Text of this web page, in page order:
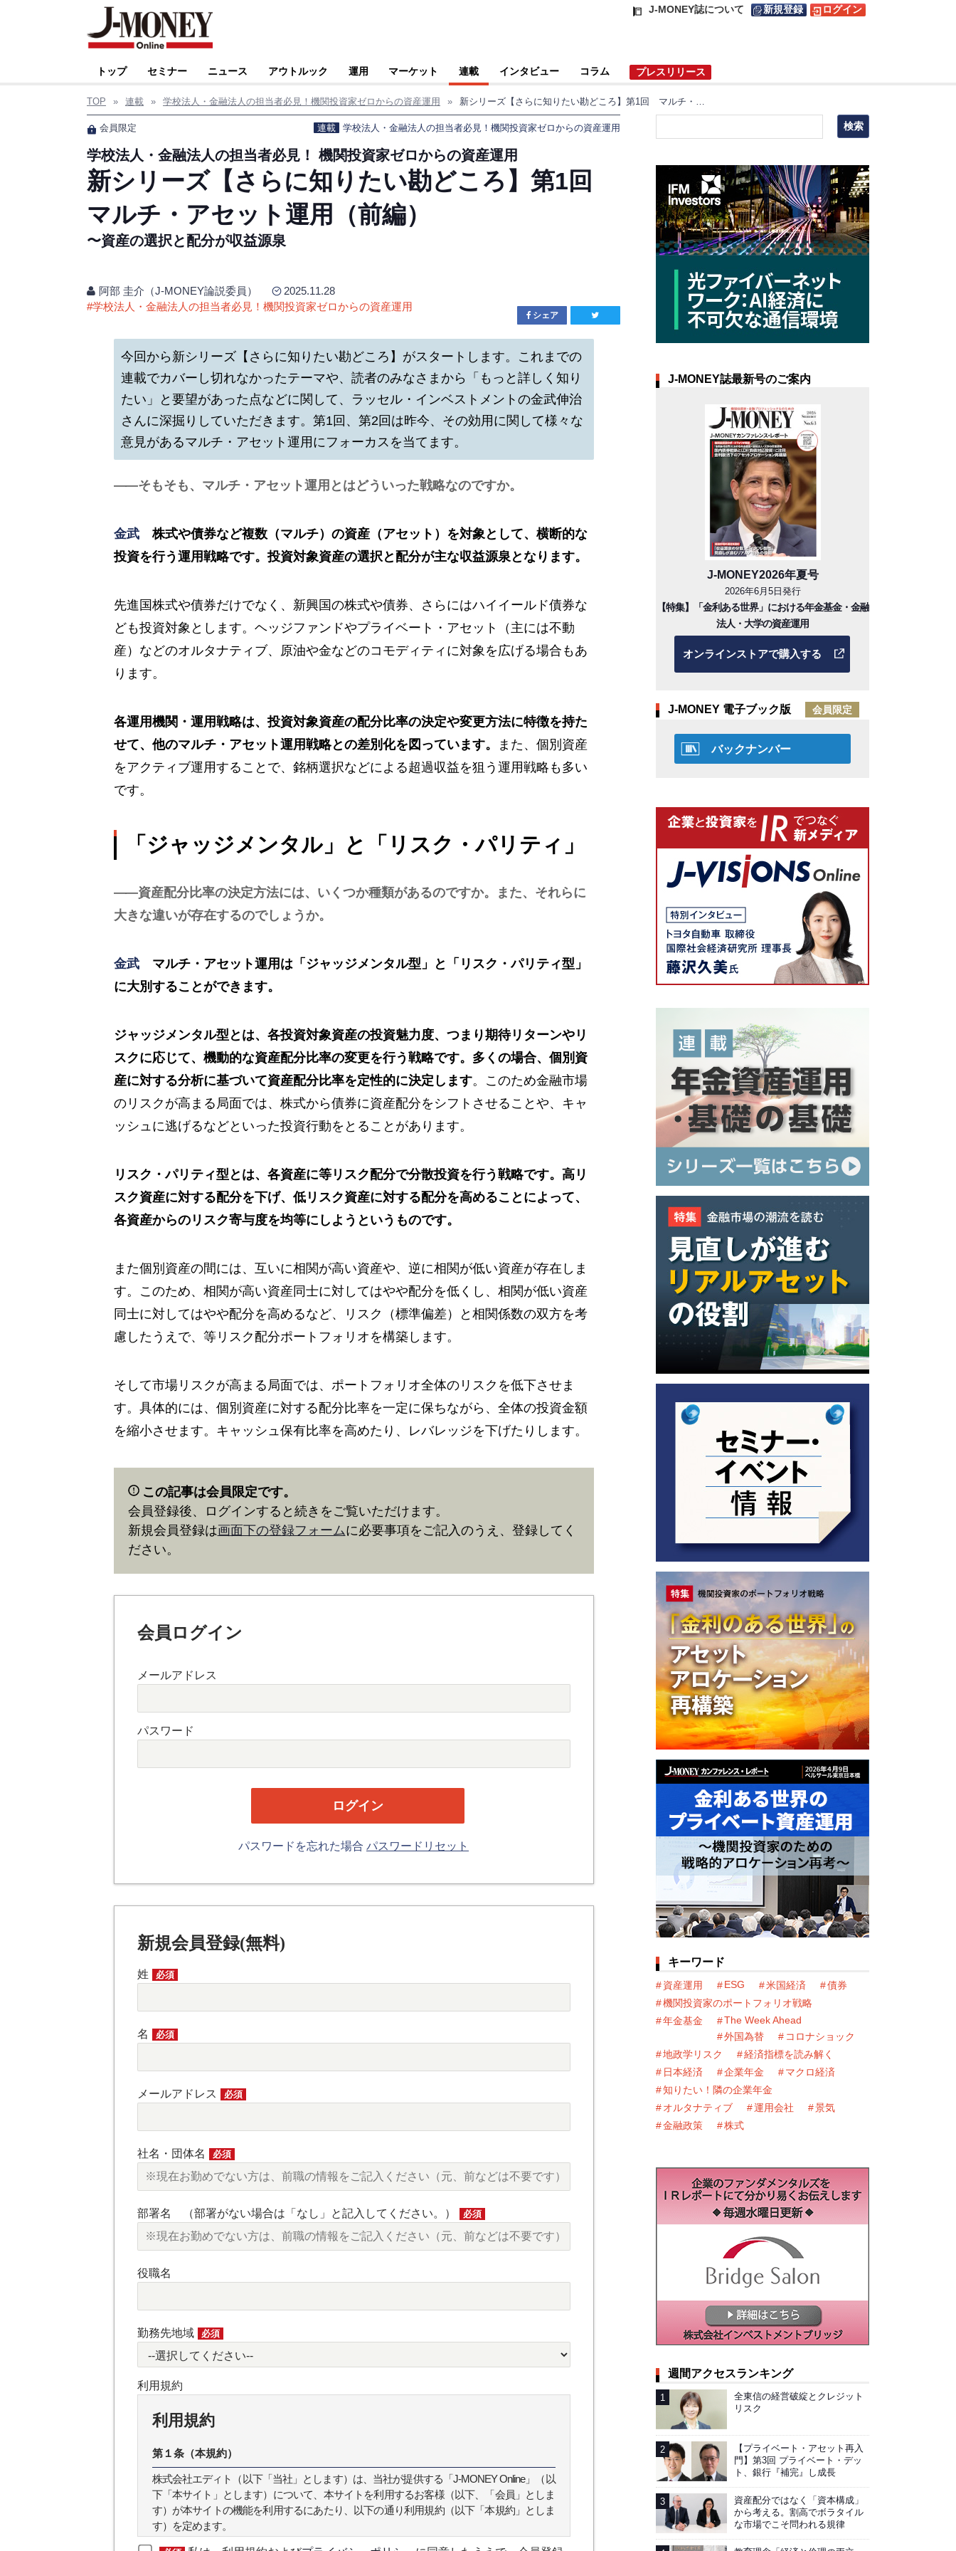
J-MONEY誌について 新規登録 ログイン
トップ セミナー ニュース アウトルック 運用 マーケット 連載 インタビュー コラム プレスリリース
TOP » 連載 » 学校法人・金融法人の担当者必見！機関投資家ゼロからの資産運用 » 新シリーズ【さらに知りたい勘どころ】第1回 マルチ・アセット運用（前編）
会員限定 連載 学校法人・金融法人の担当者必見！機関投資家ゼロからの資産運用
学校法人・金融法人の担当者必見！ 機関投資家ゼロからの資産運用
新シリーズ【さらに知りたい勘どころ】第1回
マルチ・アセット運用（前編）
〜資産の選択と配分が収益源泉
阿部 圭介（J-MONEY論説委員）
2025.11.28
#学校法人・金融法人の担当者必見！機関投資家ゼロからの資産運用
シェア
今回から新シリーズ【さらに知りたい勘どころ】がスタートします。これまでの
連載でカバーし切れなかったテーマや、読者のみなさまから「もっと詳しく知り
たい」と要望があった点などに関して、ラッセル・インベストメントの金武伸治
さんに深掘りしていただきます。第1回、第2回は昨今、その効用に関して様々な
意見があるマルチ・アセット運用にフォーカスを当てます。
そもそも、マルチ・アセット運用とはどういった戦略なのですか。
金武
株式や債券など複数（マルチ）の資産（アセット）を対象として、横断的な
投資を行う運用戦略です。投資対象資産の選択と配分が主な収益源泉となります。
先進国株式や債券だけでなく、新興国の株式や債券、さらにはハイイールド債券な
ども投資対象とします。ヘッジファンドやプライベート・アセット（主には不動
産）などのオルタナティブ、原油や金などのコモディティに対象を広げる場合もあ
ります。
各運用機関・運用戦略は、投資対象資産の配分比率の決定や変更方法に特徴を持た
せて、他のマルチ・アセット運用戦略との差別化を図っています。
また、個別資産
をアクティブ運用することで、銘柄選択などによる超過収益を狙う運用戦略も多い
です。
「ジャッジメンタル」と「リスク・パリティ」
資産配分比率の決定方法には、いくつか種類があるのですか。また、それらに
大きな違いが存在するのでしょうか。
金武
マルチ・アセット運用は「ジャッジメンタル型」と「リスク・パリティ型」
に大別することができます。
ジャッジメンタル型とは、各投資対象資産の投資魅力度、つまり期待リターンやリ
スクに応じて、機動的な資産配分比率の変更を行う戦略です。多くの場合、個別資
産に対する分析に基づいて資産配分比率を定性的に決定します。このため金融市場
のリスクが高まる局面では、株式から債券に資産配分をシフトさせることや、キャ
ッシュに逃げるなどといった投資行動をとることがあります。
リスク・パリティ型とは、各資産に等リスク配分で分散投資を行う戦略です。高リ
スク資産に対する配分を下げ、低リスク資産に対する配分を高めることによって、
各資産からのリスク寄与度を均等にしようというものです。
また個別資産の間には、互いに相関が高い資産や、逆に相関が低い資産が存在しま
す。このため、相関が高い資産同士に対してはやや配分を低くし、相関が低い資産
同士に対してはやや配分を高めるなど、リスク（標準偏差）と相関係数の双方を考
慮したうえで、等リスク配分ポートフォリオを構築します。
そして市場リスクが高まる局面では、ポートフォリオ全体のリスクを低下させま
す。具体的には、個別資産に対する配分比率を一定に保ちながら、全体の投資金額
を縮小させます。キャッシュ保有比率を高めたり、レバレッジを下げたりします。
この記事は会員限定です。
会員登録後、ログインすると続きをご覧いただけます。
新規会員登録は画面下の登録フォームに必要事項をご記入のうえ、登録してく
ださい。
会員ログイン
メールアドレス
パスワード
パスワードを忘れた場合 パスワードリセット
新規会員登録(無料)
姓 必須
名 必須
メールアドレス 必須
社名・団体名 必須
部署名 （部署がない場合は「なし」と記入してください。） 必須
役職名
勤務先地域 必須
利用規約
利用規約
第１条（本規約）
株式会社エディト（以下「当社」とします）は、当社が提供する「J-MONEY Online」（以
下「本サイト」とします）について、本サイトを利用するお客様（以下、「会員」としま
す）が本サイトの機能を利用するにあたり、以下の通り利用規約（以下「本規約」としま
す）を定めます。
J-MONEY誌最新号のご案内
J-MONEY2026年夏号
2026年6月5日発行
【特集】「金利ある世界」における年金基金・金融
法人・大学の資産運用
オンラインストアで購入する
J-MONEY 電子ブック版 会員限定
バックナンバー
キーワード
資産運用 ESG 米国経済
債券
機関投資家のポートフォリオ戦略
年金基金
The Week Ahead
外国為替
コロナショック
地政学リスク
経済指標を読み解く
日本経済
企業年金
マクロ経済
知りたい！隣の企業年金
オルタナティブ
運用会社
景気
金融政策
株式
週間アクセスランキング
全東信の経営破綻とクレジット
リスク
【プライベート・アセット再入
門】第3回 プライベート・デッ
ト、銀行『補完』し成長
資産配分ではなく「資本構成」
から考える。割高でボラタイル
な市場でこそ問われる規律